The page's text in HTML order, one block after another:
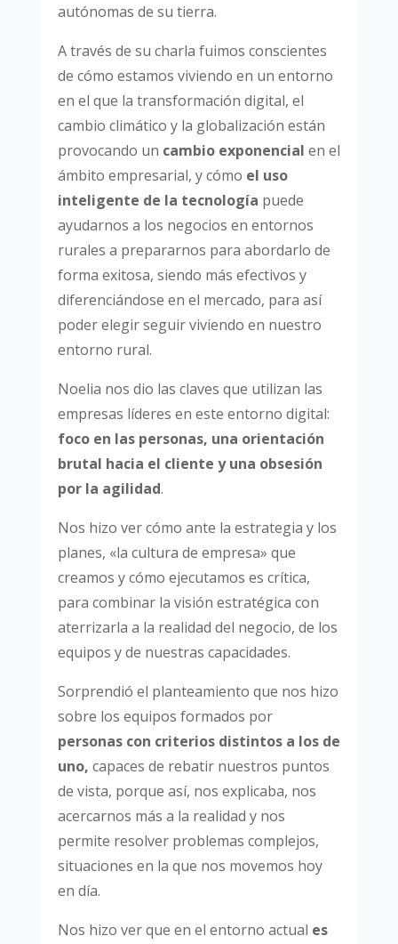
autónomas de su tierra.
A través de su charla fuimos conscientes
de cómo estamos viviendo en un entorno
en el que la transformación digital, el
cambio climático y la globalización están
provocando un cambio exponencial en el
ámbito empresarial, y cómo el uso
inteligente de la tecnología puede
ayudarnos a los negocios en entornos
rurales a prepararnos para abordarlo de
forma exitosa, siendo más efectivos y
diferenciándose en el mercado, para así
poder elegir seguir viviendo en nuestro
entorno rural.
Noelia nos dio las claves que utilizan las
empresas líderes en este entorno digital:
foco en las personas, una orientación
brutal hacia el cliente y una obsesión
por la agilidad.
Nos hizo ver cómo ante la estrategia y los
planes, «la cultura de empresa» que
creamos y cómo ejecutamos es crítica,
para combinar la visión estratégica con
aterrizarla a la realidad del negocio, de los
equipos y de nuestras capacidades.
Sorprendió el planteamiento que nos hizo
sobre los equipos formados por
personas con criterios distintos a los de
uno, capaces de rebatir nuestros puntos
de vista, porque así, nos explicaba, nos
acercarnos más a la realidad y nos
permite resolver problemas complejos,
situaciones en la que nos movemos hoy
en día.
Nos hizo ver que en el entorno actual es